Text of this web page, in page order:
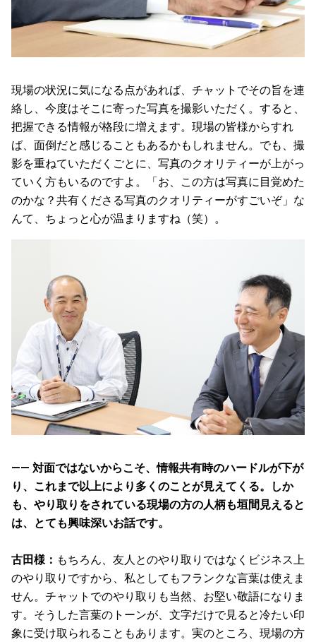
現場の状況に気になる点があれば、チャットでその旨を連
絡し、今度はそこに寄った写真を撮影いただく。すると、
把握できる情報が格段に増えます。現場の皆様からすれ
ば、面倒だと感じることもあるかもしれません。でも、撮
影を重ねていただくごとに、写真のクオリティーが上がっ
ていく方もいるのですよ。「お、この方は写真に目覚めた
のかな？共有くださる写真のクオリティーがすごいぞ」な
んて、ちょっと心が温まりますね（笑）。
—— 対面ではないからこそ、情報共有時のハードルが下が
り、これまで以上により多くのことが見えてくる。しか
も、やり取りをされている現場の方の人柄も垣間見えると
は、とても興味深いお話です。
古田様： もちろん、友人とのやり取りではなくビジネス上
のやり取りですから、私としてもフランクな言葉は使えま
せん。チャットでのやり取りも当然、お堅い敬語になりま
す。そうした言葉のトーンが、文字だけで見ると冷たい印
象に受け取られることもあります。実のところ、現場の方